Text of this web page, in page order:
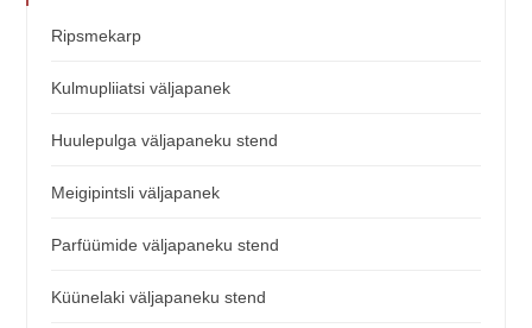
Ripsmekarp
Kulmupliiatsi väljapanek
Huulepulga väljapaneku stend
Meigipintsli väljapanek
Parfüümide väljapaneku stend
Küünelaki väljapaneku stend